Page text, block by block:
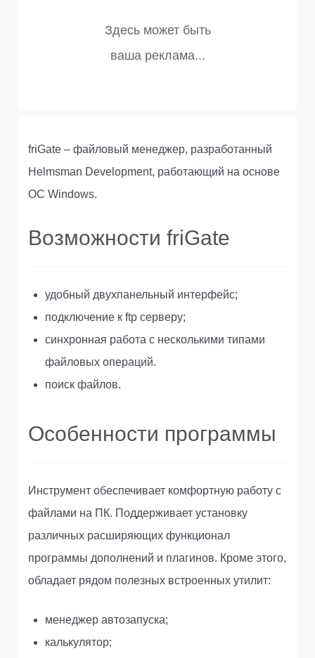
friGate – файловый менеджер, разработанный
Helmsman Development, работающий на основе
ОС Windows.
Возможности friGate
удобный двухпанельный интерфейс;
подключение к ftp серверу;
синхронная работа с несколькими типами
файловых операций.
поиск файлов.
Особенности программы
Инструмент обеспечивает комфортную работу с
файлами на ПК. Поддерживает установку
различных расширяющих функционал
программы дополнений и плагинов. Кроме этого,
обладает рядом полезных встроенных утилит:
менеджер автозапуска;
калькулятор;